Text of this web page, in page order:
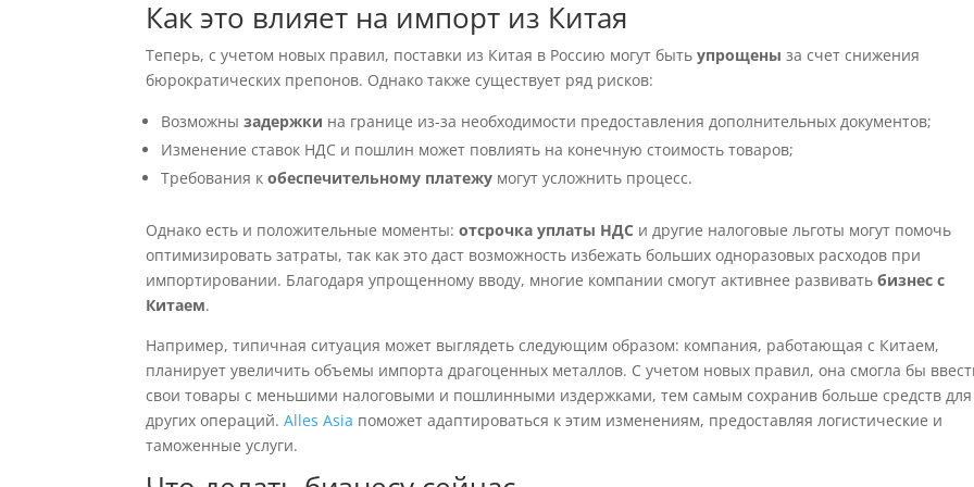
Как это влияет на импорт из Китая
Теперь, с учетом новых правил, поставки из Китая в Россию могут бытьупрощены за счет снижения
бюрократических препонов. Однако также существует ряд рисков:
Возможнызадержки на границе из-за необходимости предоставления дополнительных документов;
Изменение ставок НДС и пошлин может повлиять на конечную стоимость товаров;
Требования кобеспечительному платежу могут усложнить процесс.
Однако есть и положительные моменты:отсрочка уплаты НДС и другие налоговые льготы могут помочь
оптимизировать затраты, так как это даст возможность избежать больших одноразовых расходов при
импортировании. Благодаря упрощенному вводу, многие компании смогут активнее развиватьбизнес с
Китаем.
Например, типичная ситуация может выглядеть следующим образом: компания, работающая с Китаем,
планирует увеличить объемы импорта драгоценных металлов. С учетом новых правил, она смогла бы
свои товары с меньшими налоговыми и пошлинными издержками, тем самым сохранив больше средств для
других операций.Alles Asia поможет адаптироваться к этим изменениям, предоставляя логистические и
таможенные услуги.